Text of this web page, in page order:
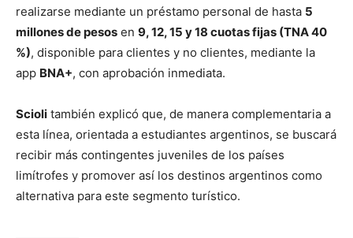
realizarse mediante un préstamo personal de hasta 5
millones de pesos en 9, 12, 15 y 18 cuotas fijas (TNA 40
%), disponible para clientes y no clientes, mediante la
app BNA+, con aprobación inmediata.
Scioli también explicó que, de manera complementaria a
esta línea, orientada a estudiantes argentinos, se buscará
recibir más contingentes juveniles de los países
limítrofes y promover así los destinos argentinos como
alternativa para este segmento turístico.